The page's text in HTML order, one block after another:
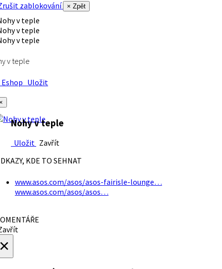
zablokování
× Zpět
v teple
Uložit
Nohy v teple
Uložit Zavřít
KDE TO SEHNAT
www.asos.com/asos/asos-fairisle-lounge…
www.asos.com/asos/asos…